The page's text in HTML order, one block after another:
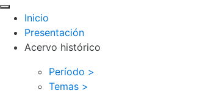
Inicio
Presentación
Acervo histórico
Período >
Temas >